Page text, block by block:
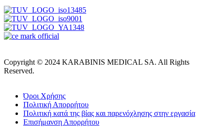
Copyright © 2024 KARABINIS MEDICAL SA. All Rights
Reserved.
Όροι Χρήσης
Πολιτική Απορρήτου
Πολιτική κατά της βίας και παρενόχλησης στην εργασία
Επισήμανση Απορρήτου